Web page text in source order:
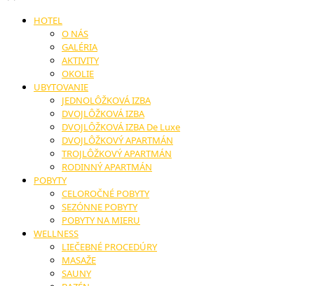
HOTEL
O NÁS
GALÉRIA
AKTIVITY
OKOLIE
UBYTOVANIE
JEDNOLÔŽKOVÁ IZBA
DVOJLÔŽKOVÁ IZBA
DVOJLÔŽKOVÁ IZBA De Luxe
DVOJLÔŽKOVÝ APARTMÁN
TROJLÔŽKOVÝ APARTMÁN
RODINNÝ APARTMÁN
POBYTY
CELOROČNÉ POBYTY
SEZÓNNE POBYTY
POBYTY NA MIERU
WELLNESS
LIEČEBNÉ PROCEDÚRY
MASAŽE
SAUNY